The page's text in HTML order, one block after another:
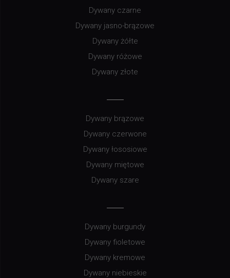
Dywany czarne
Dywany jasno-brązowe
Dywany żółte
Dywany różowe
Dywany złote
Dywany brązowe
Dywany czerwone
Dywany łososiowe
Dywany miętowe
Dywany szare
Dywany burgundy
Dywany fioletowe
Dywany kremowe
Dywany niebieskie